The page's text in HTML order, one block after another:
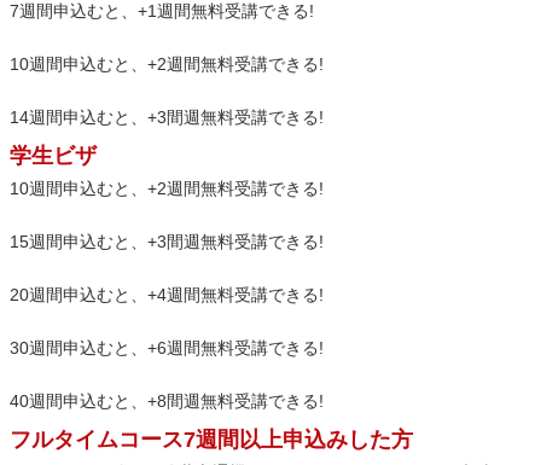
7週間申込むと、+1週間無料受講できる!
10週間申込むと、+2週間無料受講できる!
14週間申込むと、+3間週無料受講できる!
学生ビザ
10週間申込むと、+2週間無料受講できる!
15週間申込むと、+3間週無料受講できる!
20週間申込むと、+4週間無料受講できる!
30週間申込むと、+6週間無料受講できる!
40週間申込むと、+8間週無料受講できる!
フルタイムコース7週間以上申込みした方